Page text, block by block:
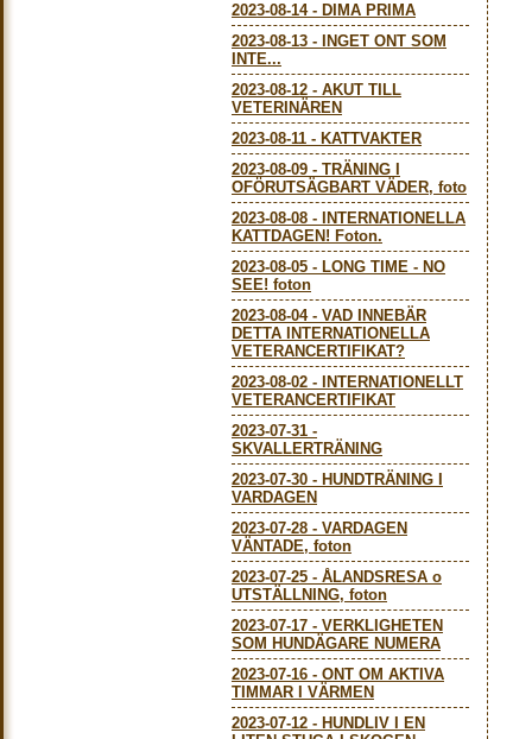
2023-08-14- DIMA PRIMA
2023-08-13 -
INGET ONT SOM
INTE...
2023-08-12 - AKUT TILL
VETERINÄREN
2023-08-11 - KATTVAKTER
2023-08-09 - TRÄNING I
OFÖRUTSÄGBART VÄDER, foto
2023-08-08 -
INTERNATIONELLA
KATTDAGEN! Foton.
2023-08-05 - LONG TIME - NO
SEE! foton
2023-08-04- VAD INNEBÄR
DETTA INTERNATIONELLA
VETERANCERTIFIKAT?
2023-08-02 -
INTERNATIONELLT
VETERANCERTIFIKAT
2023-07-31 -
SKVALLERTRÄNING
2023-07-30 - HUNDTRÄNING I
VARDAGEN
2023-07-28 - VARDAGEN
VÄNTADE, foton
2023-07-25 - ÅLANDSRESA o
UTSTÄLLNING, foton
2023-07-17 - VERKLIGHETEN
SOM HUNDÄGARE NUMERA
2023-07-16 - ONT OM AKTIVA
TIMMAR I VÄRMEN
2023-07-12 - HUNDLIV I EN